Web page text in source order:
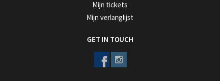
Mijn tickets
Mijn verlanglijst
GET IN TOUCH